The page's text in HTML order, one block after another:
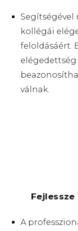
Segítségével
kollégái
feloldásáért.
válnak.
A